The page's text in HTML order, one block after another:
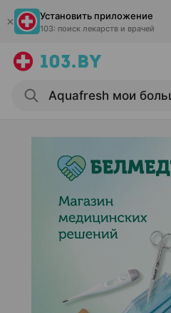
Установить приложение
103: поиск лекарств и врачей